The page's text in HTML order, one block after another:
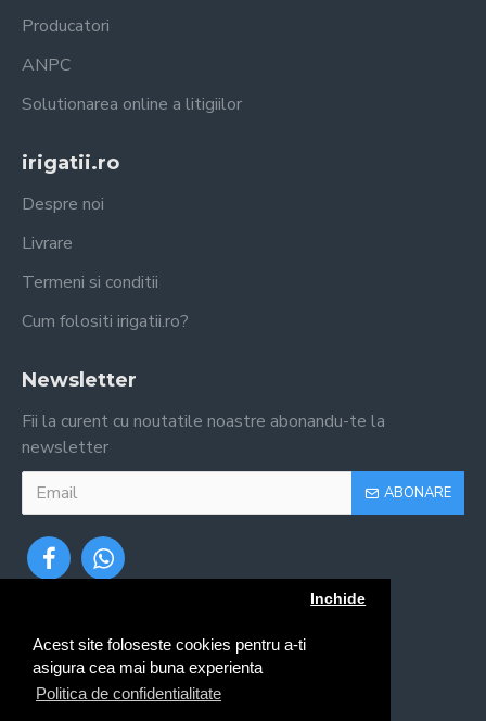
Acest site foloseste cookies pentru a-ti
asigura cea mai buna experienta
Politica de confidentialitate
Inchide
Producatori
ANPC
Solutionarea online a litigiilor
irigatii.ro
Despre noi
Livrare
Termeni si conditii
Cum folositi irigatii.ro?
Newsletter
Fii la curent cu noutatile noastre abonandu-te la
newsletter
ABONARE